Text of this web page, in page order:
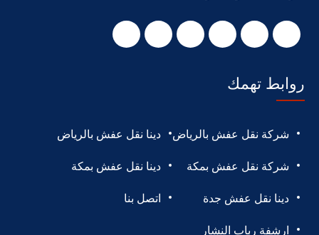
روابط تهمك
شركة نقل عفش بالرياض دينا نقل عفش بالرياض
شركة نقل عفش بمكة دينا نقل عفش بمكة
دينا نقل عفش جدة اتصل بنا
ارشفة رباب النشار